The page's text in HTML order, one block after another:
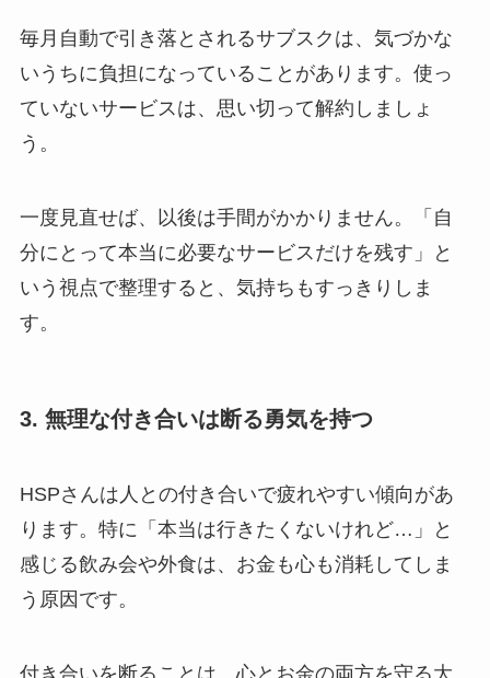
毎月自動で引き落とされるサブスクは、気づかな
いうちに負担になっていることがあります。使っ
ていないサービスは、思い切って解約しましょ
う。
一度見直せば、以後は手間がかかりません。「自
分にとって本当に必要なサービスだけを残す」と
いう視点で整理すると、気持ちもすっきりしま
す。
3. 無理な付き合いは断る勇気を持つ
HSPさんは人との付き合いで疲れやすい傾向があ
ります。特に「本当は行きたくないけれど…」と
感じる飲み会や外食は、お金も心も消耗してしま
う原因です。